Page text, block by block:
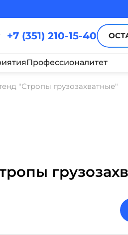
+7 (351) 210-15-40
Профессионалитет
"Стропы грузозахватные"